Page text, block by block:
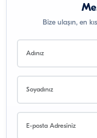
Bize ulaşın, en